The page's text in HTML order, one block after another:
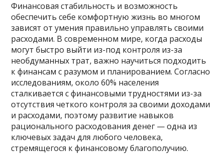
Финансовая стабильность и возможность
обеспечить себе комфортную жизнь во многом
зависят от умения правильно управлять своими
расходами. В современном мире, когда расходы
могут быстро выйти из-под контроля из-за
необдуманных трат, важно научиться подходить
к финансам с разумом и планированием. Согласно
исследованиям, около 60% населения
сталкивается с финансовыми трудностями из-за
отсутствия четкого контроля за своими доходами
и расходами, поэтому развитие навыков
рационального расходования денег — одна из
ключевых задач для любого человека,
стремящегося к финансовому благополучию.